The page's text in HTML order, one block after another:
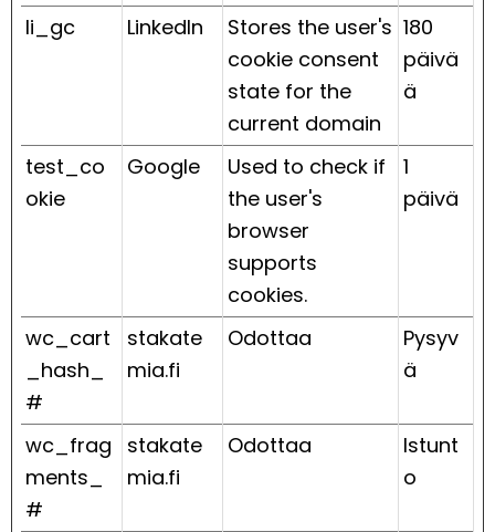
li_gc LinkedIn
Stores the user's
cookie consent
state for the
current domain
180
päivä
ä
test_co
okie
Google
Used to check if
the user's
browser
supports
cookies.
1
päivä
wc_cart
_hash_
#
stakate
mia.fi
Odottaa
Pysyv
ä
wc_frag
ments_
#
stakate
mia.fi
Odottaa
Istunt
o